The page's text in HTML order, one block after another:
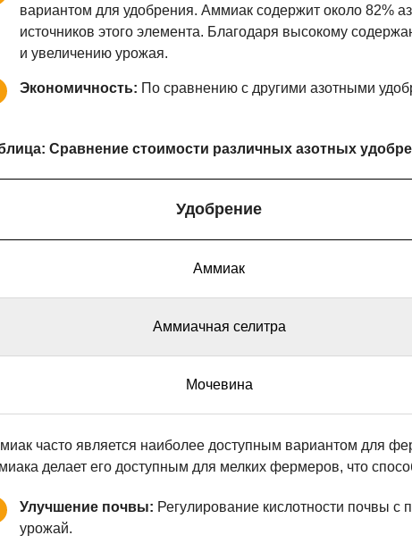
вариантом для удобрения. Аммиак содержит около 82%
источников этого элемента. Благодаря высокому
и увеличению урожая.
Экономичность: По сравнению с другими азотными
Сравнение стоимости различных азотных
Удобрение
Аммиак
Аммиачная селитра
Мочевина
часто является наиболее доступным вариантом для
делает его доступным для мелких фермеров, что
Улучшение почвы: Регулирование кислотности почвы
урожай.